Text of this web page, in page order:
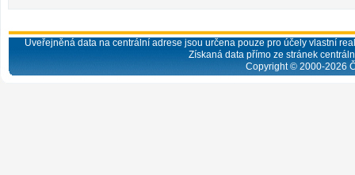
Uveřejněná data na centrální adrese jsou určena pouze pro účely vlastní
Získaná data přímo ze stránek
Copyright © 2000-2026